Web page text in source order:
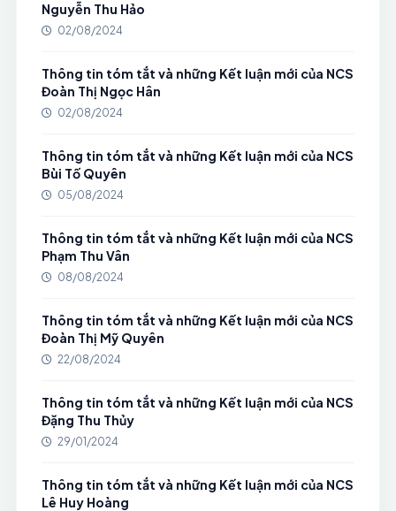
Nguyễn Thu Hảo
02/08/2024
Thông tin tóm tắt và những Kết luận mới của NCS
Đoàn Thị Ngọc Hân
02/08/2024
Thông tin tóm tắt và những Kết luận mới của NCS
Bùi Tố Quyên
05/08/2024
Thông tin tóm tắt và những Kết luận mới của NCS
Phạm Thu Vân
08/08/2024
Thông tin tóm tắt và những Kết luận mới của NCS
Đoàn Thị Mỹ Quyên
22/08/2024
Thông tin tóm tắt và những Kết luận mới của NCS
Đặng Thu Thủy
29/01/2024
Thông tin tóm tắt và những Kết luận mới của NCS
Lê Huy Hoàng